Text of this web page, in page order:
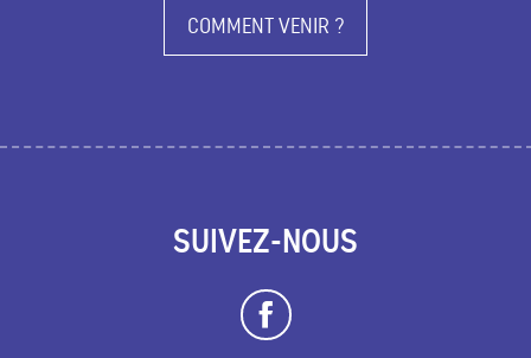
COMMENT VENIR ?
SUIVEZ-NOUS